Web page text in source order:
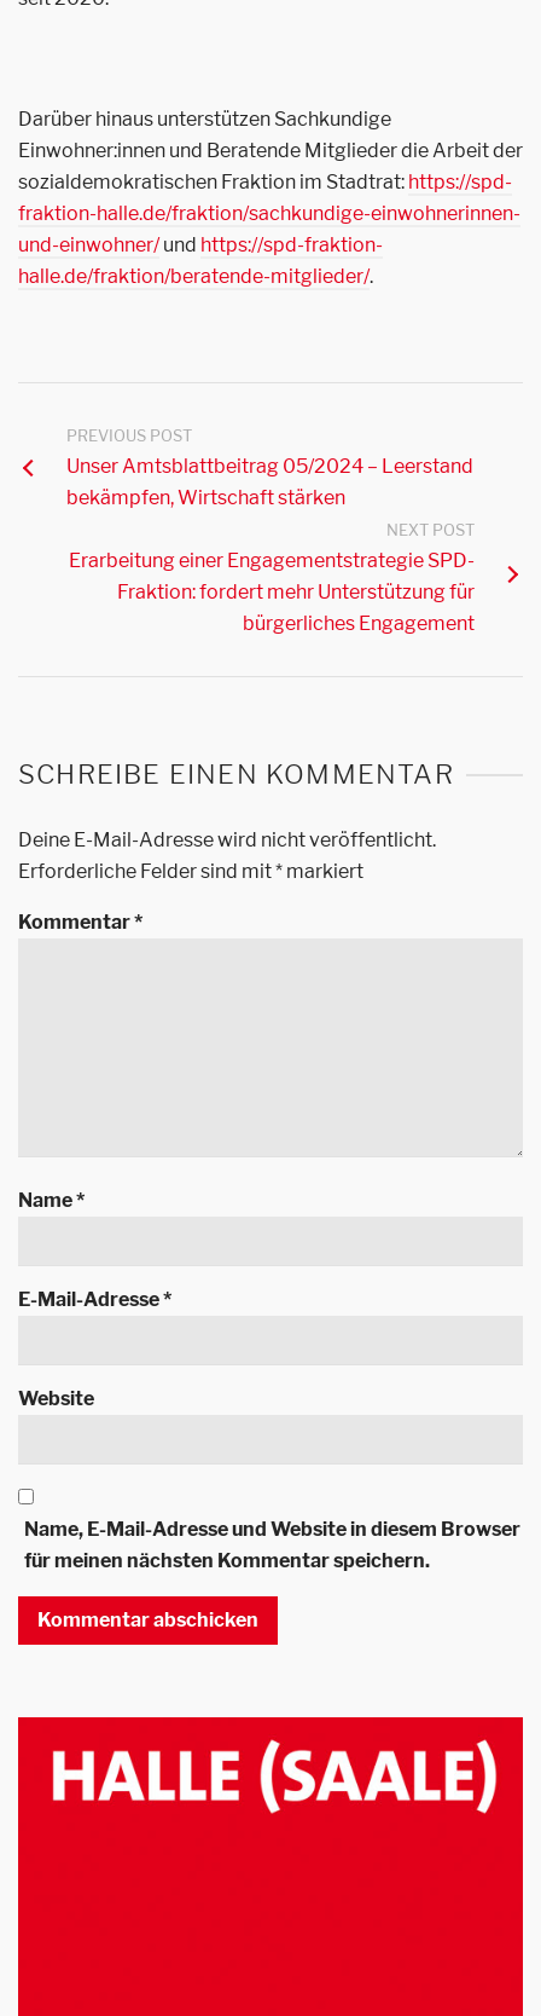
Darüber hinaus unterstützen Sachkundige
Einwohner:innen und Beratende Mitglieder die Arbeit der
sozialdemokratischen Fraktion im Stadtrat: https://spd-
fraktion-halle.de/fraktion/sachkundige-einwohnerinnen-
und-einwohner/und https://spd-fraktion-
halle.de/fraktion/beratende-mitglieder/.
PREVIOUS POST
Unser Amtsblattbeitrag 05/2024 – Leerstand
bekämpfen, Wirtschaft stärken
NEXT POST
Erarbeitung einer Engagementstrategie SPD-
Fraktion: fordert mehr Unterstützung für
bürgerliches Engagement
SCHREIBE EINEN KOMMENTAR
Deine E-Mail-Adresse wird nicht veröffentlicht.
Erforderliche Felder sind mit* markiert
Kommentar*
Name*
E-Mail-Adresse*
Website
Name, E-Mail-Adresse und Website in diesem Browser
für meinen nächsten Kommentar speichern.